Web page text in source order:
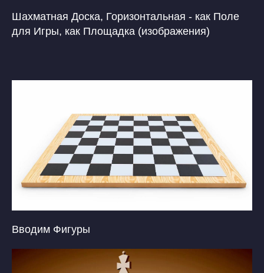
Шахматная Доска, Горизонтальная - как Поле
для Игры, как Площадка (изображения)
Вводим Фигуры